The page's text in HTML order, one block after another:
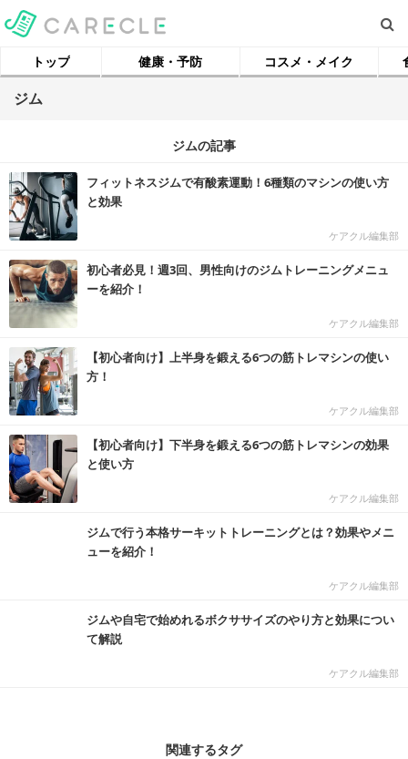
トップ 健康・予防 コスメ・メイク
ジム
ジムの記事
フィットネスジムで有酸素運動！6種類のマシンの使い方
と効果
ケアクル編集部
初心者必見！週3回、男性向けのジムトレーニングメニュ
ーを紹介！
ケアクル編集部
【初心者向け】上半身を鍛える6つの筋トレマシンの使い
方！
ケアクル編集部
【初心者向け】下半身を鍛える6つの筋トレマシンの効果
と使い方
ケアクル編集部
ジムで行う本格サーキットトレーニングとは？効果やメニ
ューを紹介！
ケアクル編集部
ジムや自宅で始めれるボクササイズのやり方と効果につい
て解説
ケアクル編集部
関連するタグ